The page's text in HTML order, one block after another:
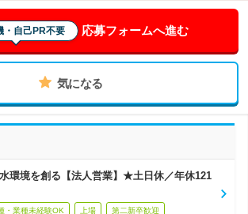
・自己PR不要 応募フォームへ進む
気になる
環境を創る【法人営業】★土日休／年休121
・業種未経験OK 上場 第二新卒歓迎